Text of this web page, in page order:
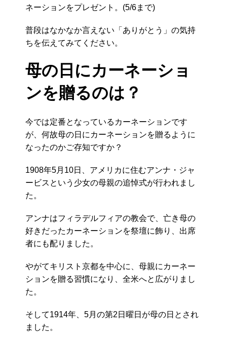
ネーションをプレゼント。(5/6まで)
普段はなかなか言えない「ありがとう」の気持
ちを伝えてみてください。
母の日にカーネーショ
ンを贈るのは？
今では定番となっているカーネーションです
が、何故母の日にカーネーションを贈るように
なったのかご存知ですか？
1908年5月10日、アメリカに住むアンナ・ジャ
ービスという少女の母親の追悼式が行われまし
た。
アンナはフィラデルフィアの教会で、亡き母の
好きだったカーネーションを祭壇に飾り、出席
者にも配りました。
やがてキリスト京都を中心に、母親にカーネー
ションを贈る習慣になり、全米へと広がりまし
た。
そして1914年、5月の第2日曜日が母の日とされ
ました。